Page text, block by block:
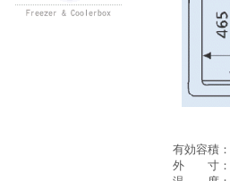
有効容積：
外 寸：